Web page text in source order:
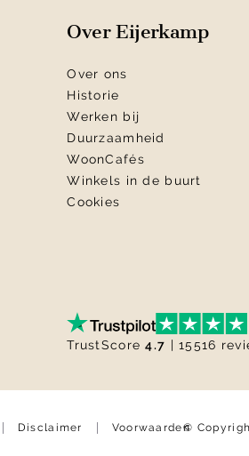
Over Eijerkamp
Over ons
Historie
Werken bij
Duurzaamheid
WoonCafés
Winkels in de buurt
Cookies
TrustScore4.7 | 15516
Disclaimer Voorwaarden
©